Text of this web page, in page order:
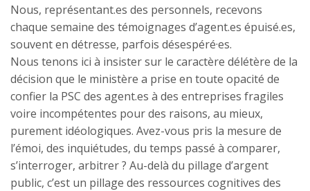
Nous, représentant.es des personnels, recevons
chaque semaine des témoignages d’agent.es épuisé.es,
souvent en détresse, parfois désespéré·es.
Nous tenons ici à insister sur le caractère délétère de la
décision que le ministère a prise en toute opacité de
confier la PSC des agent.es à des entreprises fragiles
voire incompétentes pour des raisons, au mieux,
purement idéologiques. Avez-vous pris la mesure de
l’émoi, des inquiétudes, du temps passé à comparer,
s’interroger, arbitrer ? Au-delà du pillage d’argent
public, c’est un pillage des ressources cognitives des